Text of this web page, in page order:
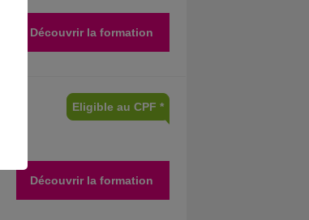
Découvrir la formation
Eligible au CPF *
Découvrir la formation